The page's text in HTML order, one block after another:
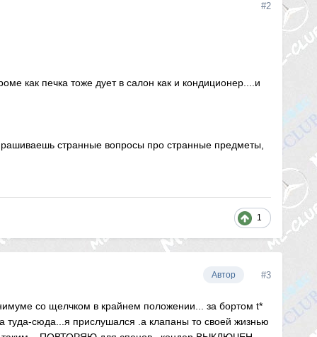
#2
как печка тоже дует в салон как и кондиционер....и
странные вопросы про странные предметы,
1
Автор #3
со щелчком в крайнем положении... за бортом t*
туда-сюда...я прислушался .а клапаны то своей жизнью